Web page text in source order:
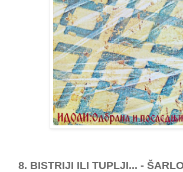
8. BISTRIJI ILI TUPLJI... -